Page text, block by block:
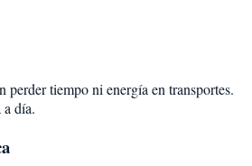
perder tiempo ni energía en transportes.
a día.